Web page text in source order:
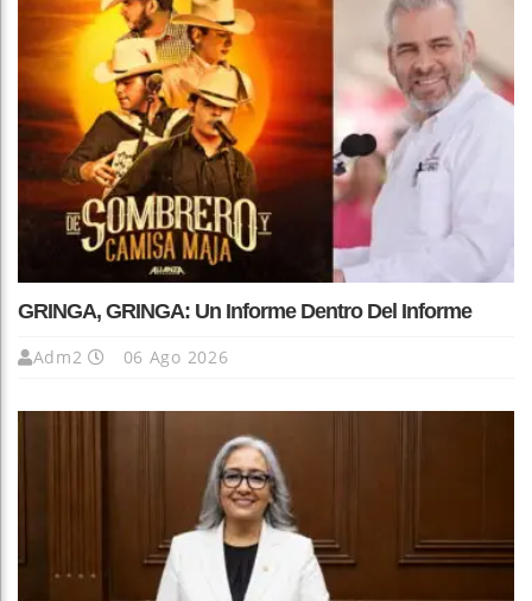
GRINGA, GRINGA: Un Informe Dentro Del Informe
Adm2 06 Ago 2026